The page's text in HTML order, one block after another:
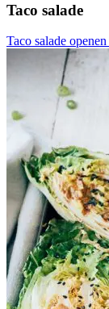
Taco salade
Taco salade openen